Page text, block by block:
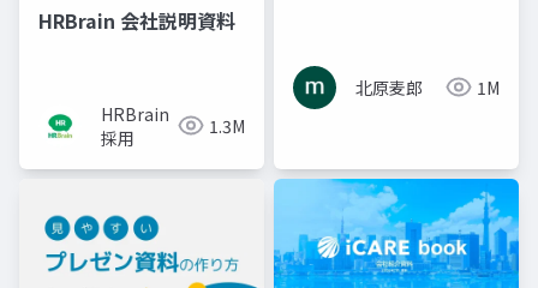
HRBrain 会社説明資料
HRBrain
採用
1.3M
北原麦郎 1M